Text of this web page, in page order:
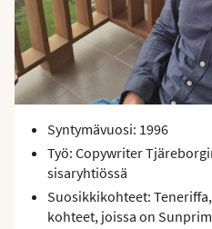
Syntymävuosi: 1996
Työ: Copywriter
sisaryhtiössä
Suosikkikohteet:
kohteet, joissa on